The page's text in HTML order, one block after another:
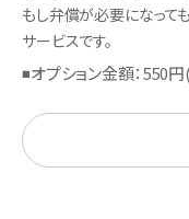
もし弁償が必要になって
サービスです。
◾️オプション金額：550